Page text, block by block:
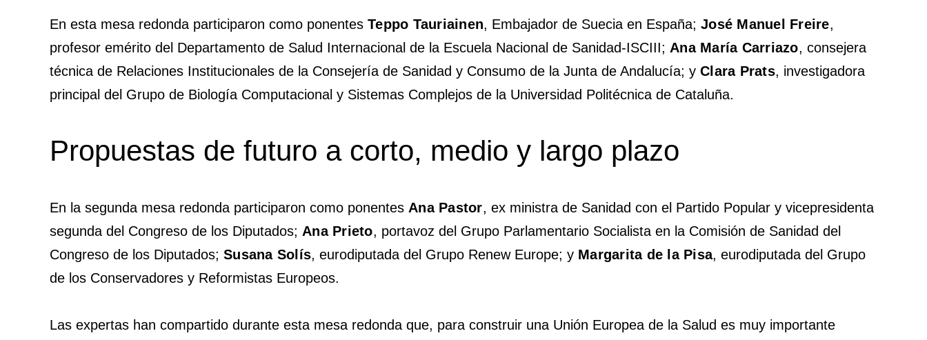
En esta mesa redonda participaron como ponentes Teppo Tauriainen, Embajador de Suecia en España; José Manuel Freire,
profesor emérito del Departamento de Salud Internacional de la Escuela Nacional de Sanidad-ISCIII; Ana María Carriazo, consejera
técnica de Relaciones Institucionales de la Consejería de Sanidad y Consumo de la Junta de Andalucía; y Clara Prats, investigadora
principal del Grupo de Biología Computacional y Sistemas Complejos de la Universidad Politécnica de Cataluña.
Propuestas de futuro a corto, medio y largo plazo
En la segunda mesa redonda participaron como ponentes Ana Pastor, ex ministra de Sanidad con el Partido Popular y vicepresidenta
segunda del Congreso de los Diputados; Ana Prieto, portavoz del Grupo Parlamentario Socialista en la Comisión de Sanidad del
Congreso de los Diputados; Susana Solís, eurodiputada del Grupo Renew Europe; y Margarita de la Pisa, eurodiputada del Grupo
de los Conservadores y Reformistas Europeos.
Las expertas han compartido durante esta mesa redonda que, para construir una Unión Europea de la Salud es muy importante